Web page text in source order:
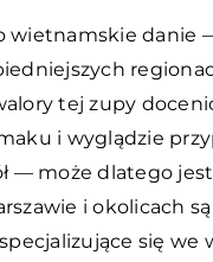
wietnamskie danie
tej zupy
i wyglądzie
— może dlatego
i okolicach
się we